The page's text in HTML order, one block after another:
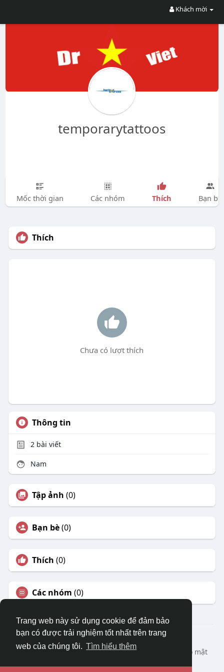
Trang web này sử dụng cookie để đảm bảo
bạn có được trải nghiệm tốt nhất trên trang
web của chúng tôi. Tìm hiểu thêm
Khách mời
temporarytattoos
Mốc thời gian Các nhóm Thích Bạn bè
Thích
Chưa có lượt thích
Thông tin
2bài viết
Nam
Tập ảnh (0)
Bạn bè(0)
Thích (0)
Các nhóm (0)
© 2026 DRVIET.COM
Nhà
Bao Quát Liên hệ chúng tôi
Chính sách bảo mật